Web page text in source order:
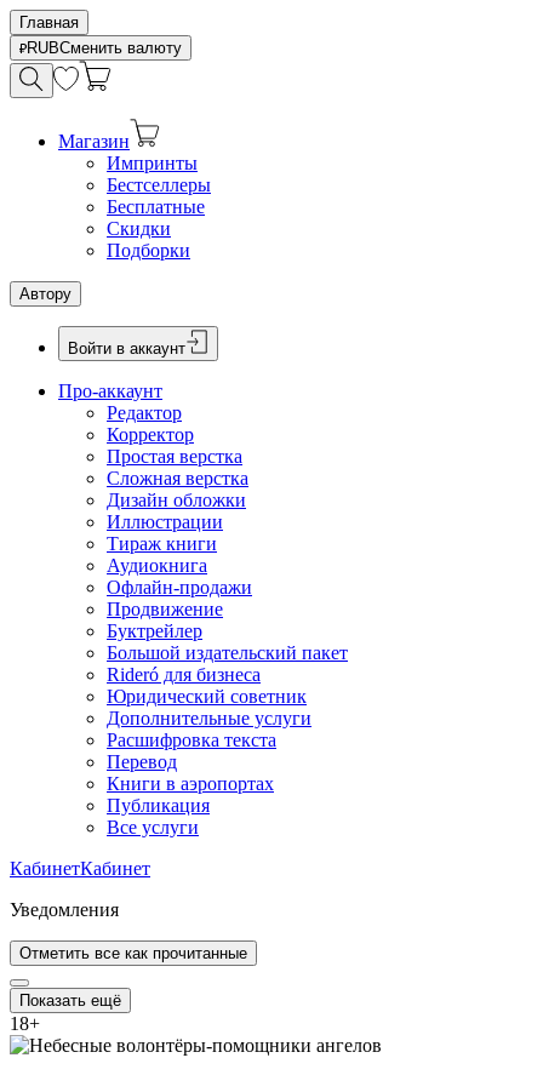
Главная
RUBСменить валюту
Магазин
Импринты
Бестселлеры
Бесплатные
Скидки
Подборки
Автору
Войти в аккаунт
Про-аккаунт
Редактор
Корректор
Простая верстка
Сложная верстка
Дизайн обложки
Иллюстрации
Тираж книги
Аудиокнига
Офлайн-продажи
Продвижение
Буктрейлер
Большой издательский пакет
Rideró для бизнеса
Юридический советник
Дополнительные услуги
Расшифровка текста
Перевод
Книги в аэропортах
Публикация
Все услуги
КабинетКабинет
Уведомления
Отметить все как прочитанные
Показать ещё
18+